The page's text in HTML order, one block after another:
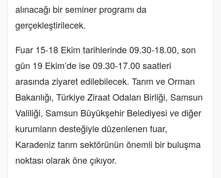
alınacağı bir seminer programı da
gerçekleştirilecek.
Fuar 15-18 Ekim tarihlerinde 09.30-18.00, son
gün 19 Ekim’de ise 09.30-17.00 saatleri
arasında ziyaret edilebilecek. Tarım ve Orman
Bakanlığı, Türkiye Ziraat Odaları Birliği, Samsun
Valiliği, Samsun Büyükşehir Belediyesi ve diğer
kurumların desteğiyle düzenlenen fuar,
Karadeniz tarım sektörünün önemli bir buluşma
noktası olarak öne çıkıyor.